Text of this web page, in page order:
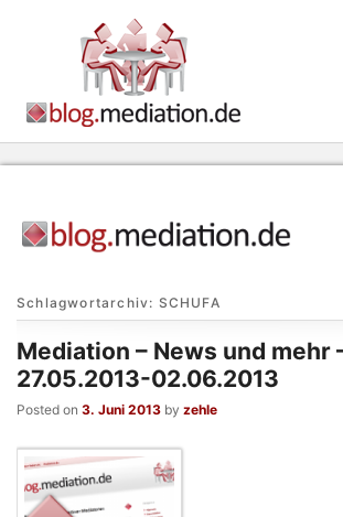
Schlagwortarchiv: SCHUFA
Mediation – News und mehr
27.05.2013-02.06.2013
Posted on 3. Juni 2013 by zehle